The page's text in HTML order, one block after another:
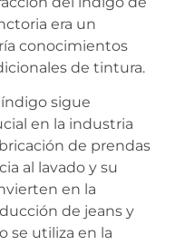
era un
conocimientos
de tintura.
sigue
en la industria
de prendas
al lavado y su
en la
de jeans y
se utiliza en la